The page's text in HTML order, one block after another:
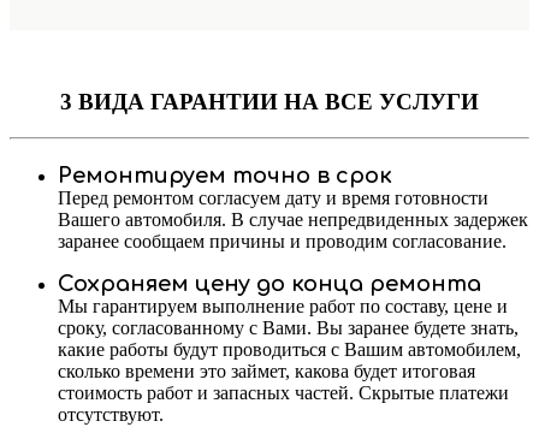
3 ВИДА ГАРАНТИИ НА ВСЕ УСЛУГИ
Ремонтируем точно в срок
Перед ремонтом согласуем дату и время готовности
Вашего автомобиля. В случае непредвиденных задержек
заранее сообщаем причины и проводим согласование.
Сохраняем цену до конца ремонта
Мы гарантируем выполнение работ по составу, цене и
сроку, согласованному с Вами. Вы заранее будете знать,
какие работы будут проводиться с Вашим автомобилем,
сколько времени это займет, какова будет итоговая
стоимость работ и запасных частей. Скрытые платежи
отсутствуют.